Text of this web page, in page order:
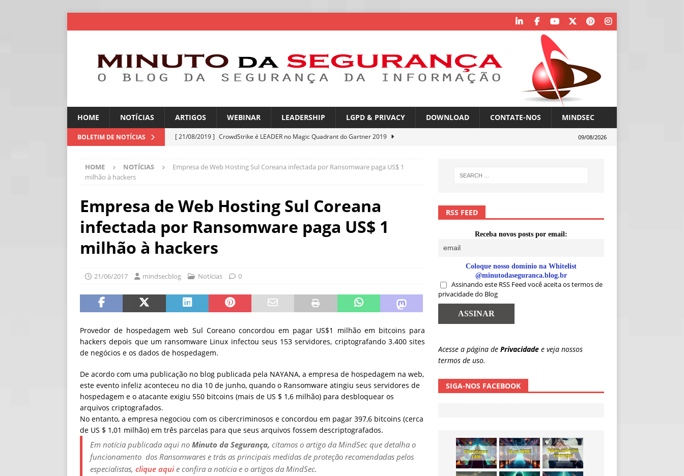
HOME NOTÍCIAS ARTIGOS WEBINAR LEADERSHIP LGPD & PRIVACY DOWNLOAD CONTATE-NOS MINDSEC
BOLETIM DE NOTÍCIAS [ 21/08/2019 ] CrowdStrike é LEADER no Magic Quadrant do Gartner 2019
[ 06/08/2026 ] América Latina é a segunda região mais exposta a ciberameaças
[ 06/08/2026 ]
IA amplia desafio de segurança e governança nas redes corporativas
NOTÍCIAS
[ 06/08/2026 ]
[ 06/08/2026 ] Sem guardrails, a autonomia da IA se torna um risco
09/08/2026
HOME NOTÍCIAS
Empresa de Web Hosting Sul Coreana infectada por Ransomware paga US$ 1
milhão à hackers
Empresa de Web Hosting Sul Coreana
infectada por Ransomware paga US$ 1
milhão à hackers
21/06/2017 mindsecblog Notícias 0
Provedor de hospedagem web Sul Coreano concordou em pagar US$1 milhão em bitcoins para
hackers depois que um ransomware Linux infectou seus 153 servidores, criptografando 3.400 sites
de negócios e os dados de hospedagem.
De acordo com uma publicação no blog publicada pela NAYANA, a empresa de hospedagem na web,
este evento infeliz aconteceu no dia 10 de junho, quando o Ransomware atingiu seus servidores de
hospedagem e o atacante exigiu 550 bitcoins (mais de US $ 1,6 milhão) para desbloquear os
arquivos criptografados.
No entanto, a empresa negociou com os cibercriminosos e concordou em pagar 397,6 bitcoins (cerca
de US $ 1,01 milhão) em três parcelas para que seus arquivos fossem descriptografados.
Em notícia publicada aqui no Minuto da Segurança, citamos o artigo da MindSec que detalha o
funcionamento dos Ransomwares e trás as principais medidas de proteção recomendadas pelos
especialistas, clique aquie confira a notícia e o artigos da MindSec.
RSS FEED
Receba novos posts por email:
Coloque nosso domínio na Whitelist
@minutodaseguranca.blog.br
Assinando este RSS Feed você aceita os termos de
privacidade do Blog
Acesse a página de Privacidade e veja nossos
termos de uso.
SIGA-NOS FACEBOOK